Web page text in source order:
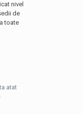
nivel
de
toate
atat